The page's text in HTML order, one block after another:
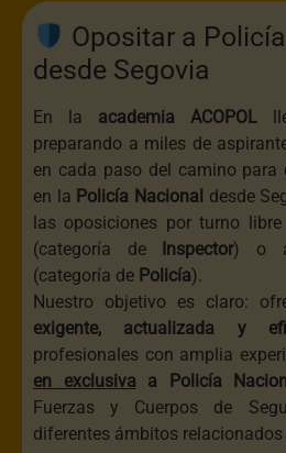
Opositar a
desde Segovia
En la academia ACOPOL
preparando a miles de
en cada paso del camino para
en la Policía Nacional desde
las oposiciones por turno
(categoría de
Inspector) o
(categoría de Policía).
Nuestro objetivo es claro:
exigente, actualizada y
profesionales con amplia
en exclusivaa Policía
Fuerzas y Cuerpos de
diferentes ámbitos